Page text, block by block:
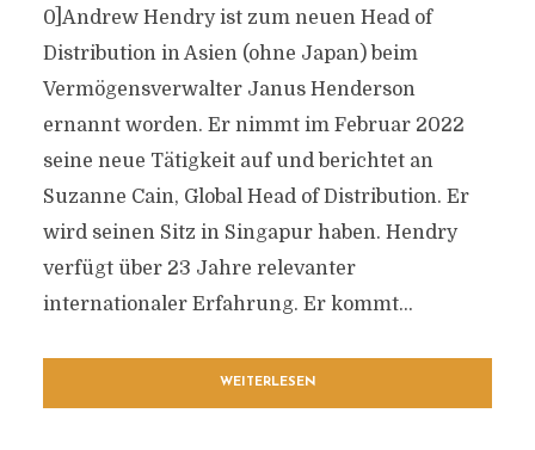
0]Andrew Hendry ist zum neuen Head of
Distribution in Asien (ohne Japan) beim
Vermögensverwalter Janus Henderson
ernannt worden. Er nimmt im Februar 2022
seine neue Tätigkeit auf und berichtet an
Suzanne Cain, Global Head of Distribution. Er
wird seinen Sitz in Singapur haben. Hendry
verfügt über 23 Jahre relevanter
internationaler Erfahrung. Er kommt...
WEITERLESEN